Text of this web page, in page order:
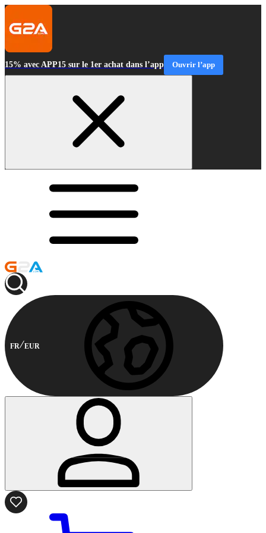
15% avec APP15 sur le 1er achat dans l’app Ouvrir l’app
FR EUR